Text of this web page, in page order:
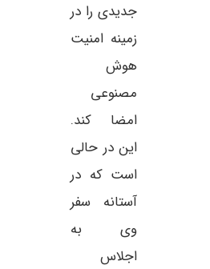
جدیدی را در
زمینه امنیت
هوش
مصنوعی
امضا کند.
این در حالی
است که در
آستانه سفر
وی به
اجلاس